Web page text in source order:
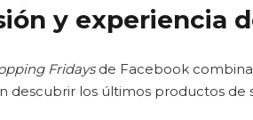
y experiencia
Fridaysde Facebook
descubrir los últimos productos de